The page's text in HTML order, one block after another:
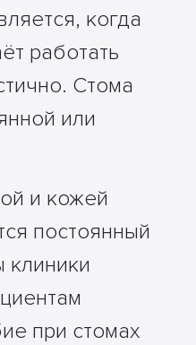
когда
работать
Стома
или
и кожей
постоянный
клиники
при стомах